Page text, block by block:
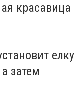
красавица
елку
затем